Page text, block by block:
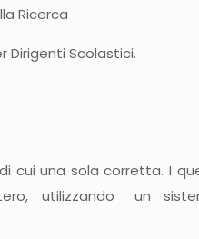
Ricerca
Dirigenti Scolastici.
una sola corretta. I
utilizzando un